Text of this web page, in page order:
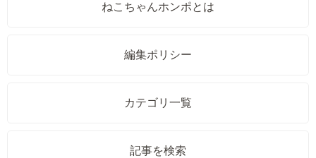
ねこちゃんホンポとは
編集ポリシー
カテゴリ一覧
記事を検索